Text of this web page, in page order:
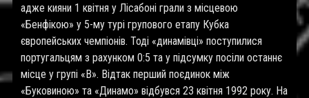
адже кияни 1 квітня у Лісабоні грали з місцевою
«Бенфікою» у 5-му турі групового етапу Кубка
європейських чемпіонів. Тоді «динамівці» поступилися
португальцям з рахунком 0:5 та у підсумку посіли останнє
місце у групі «В». Відтак перший поєдинок між
«Буковиною» та «Динамо» відбувся 23 квітня 1992 року. На